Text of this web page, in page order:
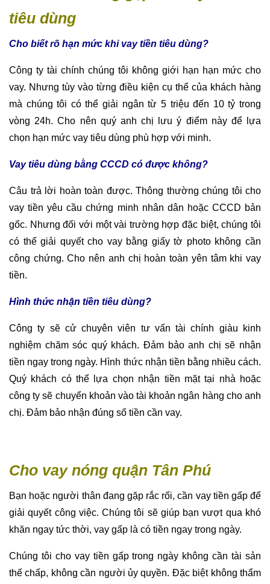
tiêu dùng
Cho biết rõ hạn mức khi vay tiền tiêu dùng?
Công ty tài chính chúng tôi không giới hạn hạn mức cho
vay. Nhưng tùy vào từng điều kiện cụ thể của khách hàng
mà chúng tôi có thể giải ngân từ 5 triệu đến 10 tỷ trong
vòng 24h. Cho nên quý anh chị lưu ý điểm này để lựa
chọn hạn mức vay tiêu dùng phù hợp với minh.
Vay tiêu dùng bằng CCCD có được không?
Câu trả lời hoàn toàn được. Thông thường chúng tôi cho
vay tiền yêu cầu chứng minh nhân dân hoặc CCCD bản
gốc. Nhưng đối với một vài trường hợp đặc biệt, chúng tôi
có thể giải quyết cho vay bằng giấy tờ photo không cần
công chứng. Cho nên anh chị hoàn toàn yên tâm khi vay
tiền.
Hình thức nhận tiền tiêu dùng?
Công ty sẽ cử chuyên viên tư vấn tài chính giàu kinh
nghiệm chăm sóc quý khách. Đảm bảo anh chị sẽ nhận
tiền ngay trong ngày. Hình thức nhận tiền bằng nhiều cách.
Quý khách có thể lựa chọn nhận tiền mặt tại nhà hoặc
công ty sẽ chuyển khoản vào tài khoản ngân hàng cho anh
chị. Đảm bảo nhận đúng số tiền cần vay.
Cho vay nóng quận Tân Phú
Bạn hoặc người thân đang gặp rắc rối, cần vay tiền gấp để
giải quyết công việc. Chúng tôi sẽ giúp bạn vượt qua khó
khăn ngay tức thời, vay gấp là có tiền ngay trong ngày.
Chúng tôi cho vay tiền gấp trong ngày không cần tài sản
thế chấp, không cần người ủy quyền. Đặc biệt không thẩm